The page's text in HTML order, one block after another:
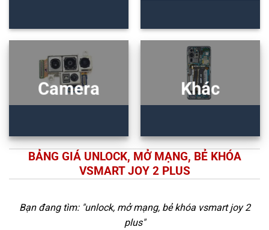
Camera Khác
BẢNG GIÁ UNLOCK, MỞ MẠNG, BẺ KHÓA
VSMART JOY 2 PLUS
Bạn đang tìm: "unlock, mở mạng, bẻ khóa vsmart joy 2
plus"